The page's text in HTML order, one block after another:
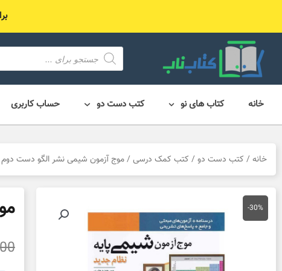
محتوا
محصول
search
خانه کتاب های نو کتب دست دو حساب کاربری
خانه / کتب دست دو / کتب کمک درسی / موج آزمون شیمی نشر الگو دست دوم
-30%